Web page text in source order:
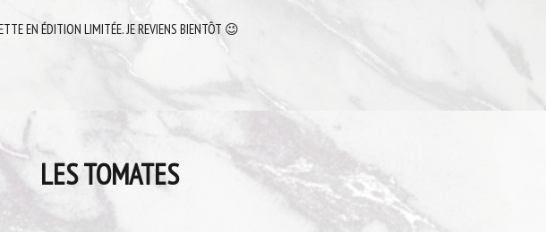
EN ÉDITION LIMITÉE. JE REVIENS BIENTÔT 😉
LES TOMATES